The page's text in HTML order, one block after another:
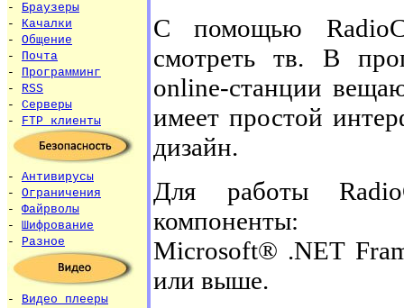
- Браузеры
- Качалки
- Общение
- Почта
- Программинг
- RSS
- Серверы
- FTP клиенты
- Антивирусы
- Ограничения
- Файрволы
- Шифрование
- Разное
- Видео плееры
С помощью
смотреть тв. В
online-станции
имеет простой
дизайн.
Для работы
компоненты:
Microsoft® .NET
или выше.